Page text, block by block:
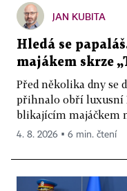
JAN KUBITA
Hledá se
majákem skrze
Před několika dny se
přihnalo obří luxusní
blikajícím majáčkem
4. 8. 2026 ▪ 6 min. čtení